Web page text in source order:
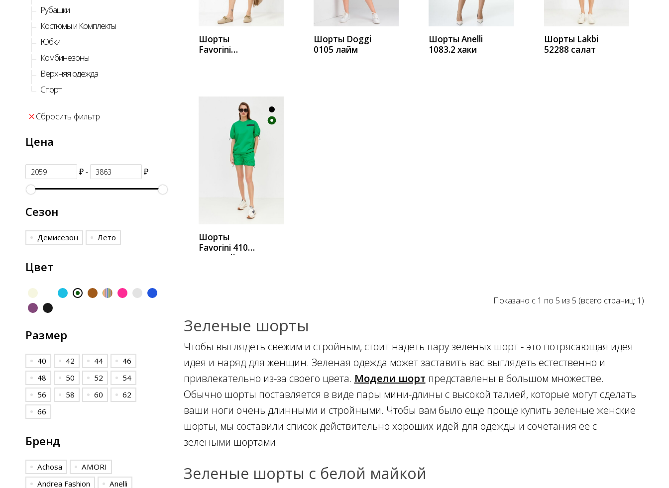
Рубашки
Костюмы и Комплекты
Юбки
Комбинезоны
Верхняя одежда
Спорт
Сбросить фильтр
Цена
₽ - ₽
Сезон
Демисезон Лето
Цвет
Размер
40 42 44
46
48
50 52
54
56
58 60
62
66
Бренд
Achosa
AMORI
Andrea Fashion
Anelli
Шорты
Favorini
Шорты Doggi
0105 лайм
Шорты Anelli
1083.2 хаки
Шорты Lakbi
52288 салат
Шорты
Favorini 41099
зеленый
Показано с 1 по 5 из 5 (всего страниц: 1)
Зеленые шорты
Чтобы выглядеть свежим и стройным, стоит надеть пару зеленых шорт - это потрясающая идея
идея и наряд для женщин. Зеленая одежда может заставить вас выглядеть естественно и
привлекательно из-за своего цвета. Модели шорт представлены в большом множестве.
Обычно шорты поставляется в виде пары мини-длины с высокой талией, которые могут сделать
ваши ноги очень длинными и стройными. Чтобы вам было еще проще купить зеленые женские
шорты, мы составили список действительно хороших идей для одежды и сочетания ее с
зелеными шортами.
Зеленые шорты с белой майкой